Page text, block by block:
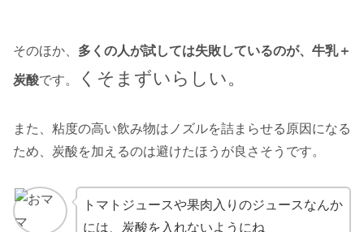
そのほか、 多くの人が試しては失敗しているのが、牛乳＋
炭酸です。 くそまずいらしい。
また、粘度の高い飲み物はノズルを詰まらせる原因になる
ため、炭酸を加えるのは避けたほうが良さそうです。
トマトジュースや果肉入りのジュースなんか
には、炭酸を入れないようにね